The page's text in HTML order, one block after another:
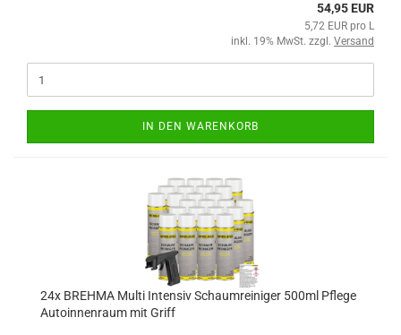
54,95 EUR
5,72 EUR pro L
inkl. 19% MwSt. zzgl. Versand
IN DEN WARENKORB
24x BREHMA Multi Intensiv Schaumreiniger 500ml Pflege
Autoinnenraum mit Griff